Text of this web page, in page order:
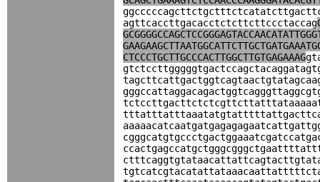
agttcaccttgacacctctcttcttccctaccag
CTCCCTGCTTGCCCACTTGGCTTGTGAGAAAG